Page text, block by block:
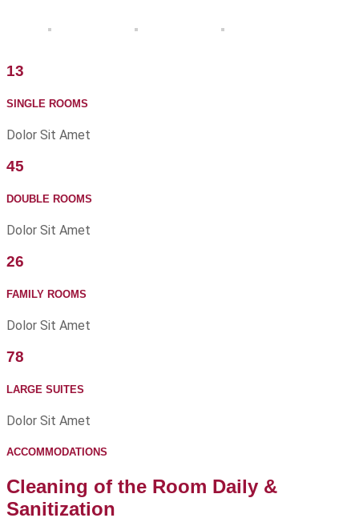
13
SINGLE ROOMS
Dolor Sit Amet
45
DOUBLE ROOMS
Dolor Sit Amet
26
FAMILY ROOMS
Dolor Sit Amet
78
LARGE SUITES
Dolor Sit Amet
ACCOMMODATIONS
Cleaning of the Room Daily &
Sanitization